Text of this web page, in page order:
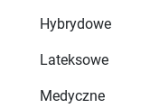
Hybrydowe
Lateksowe
Medyczne